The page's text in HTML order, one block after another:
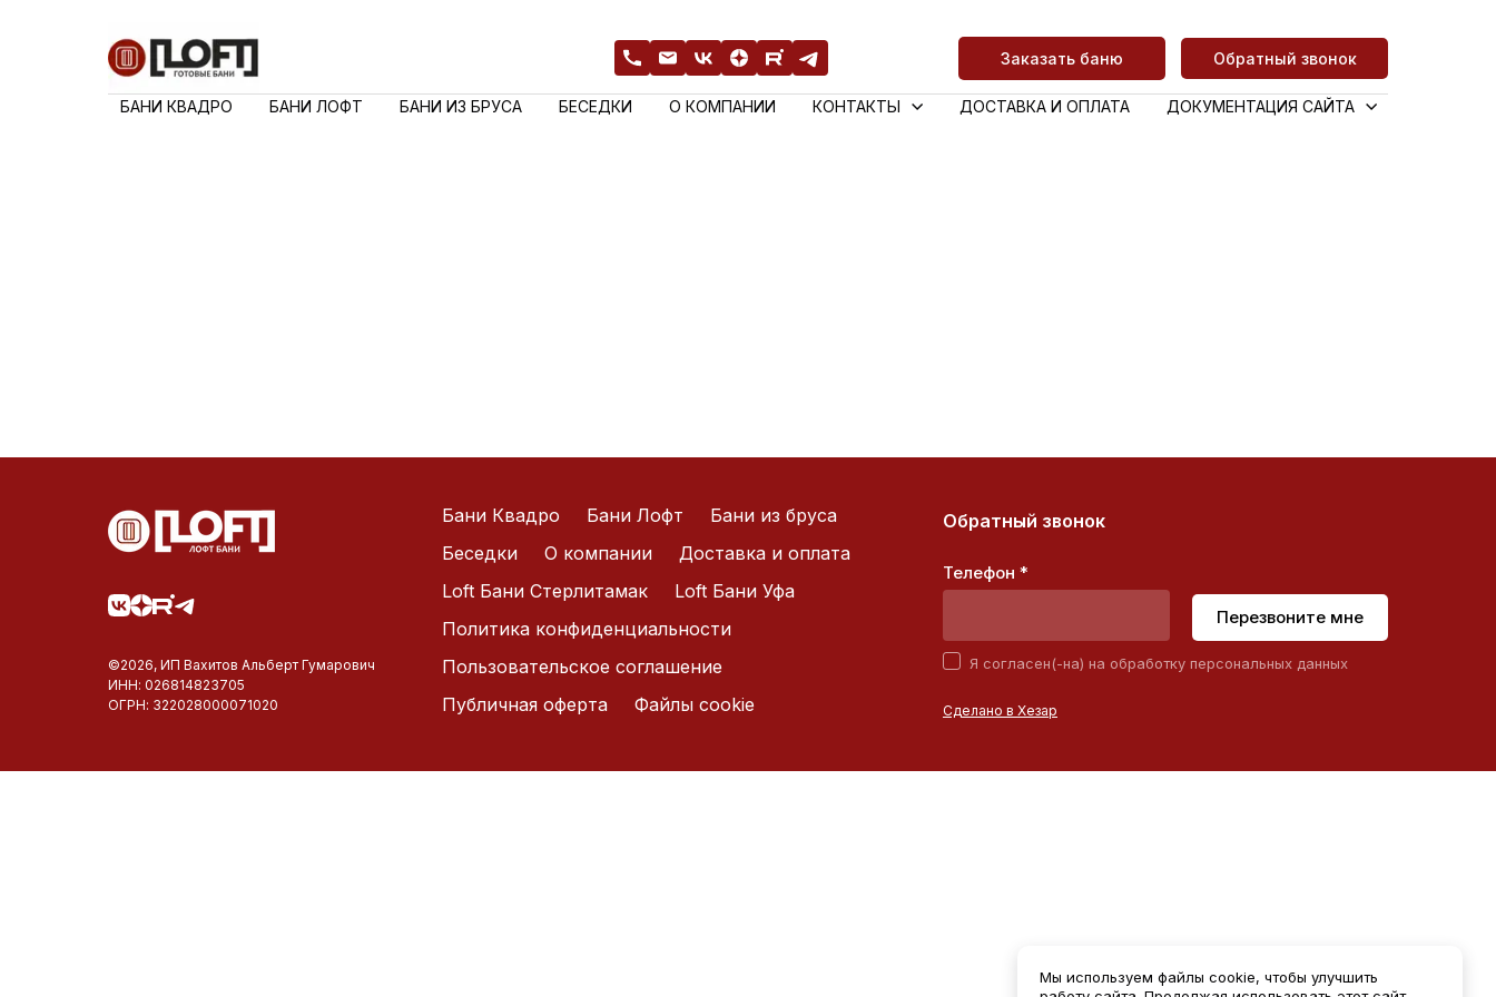
Заказать баню Обратный звонок
БАНИ КВАДРО БАНИ ЛОФТ БАНИ ИЗ БРУСА БЕСЕДКИ О КОМПАНИИ КОНТАКТЫ ДОСТАВКА И ОПЛАТА ДОКУМЕНТАЦИЯ САЙТА
©2026, ИП Вахитов Альберт Гумарович
ИНН: 026814823705
ОГРН: 322028000071020
Бани Квадро Бани Лофт
Бани из бруса
Беседки
О компании
Доставка и оплата
Loft Бани Стерлитамак
Loft Бани Уфа
Политика конфиденциальности
Пользовательское соглашение
Публичная оферта
Файлы cookie
Обратный звонок
Телефон *
Перезвоните мне
Я согласен(-на) на обработку персональных данных
Сделано в Хезар
Мы используем файлы cookie, чтобы улучшить